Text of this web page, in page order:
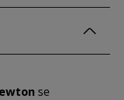
se